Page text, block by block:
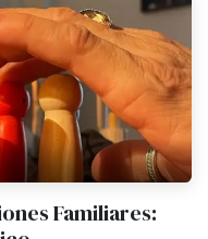
Familiares: